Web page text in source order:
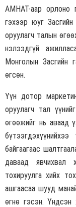
АМНАТ-аар орлоно
гэхээр юуг
оруулагч талын
нэлээдгүй
Монголын Засгийн
өгсөн.
Үүн дотор
оруулагч тал
өгөөжийг нь аваад
байгаагаас
даваад явчихвал
тохируулга хийх
ашгаасаа шууд
өгнө гэсэн. Үндсэн